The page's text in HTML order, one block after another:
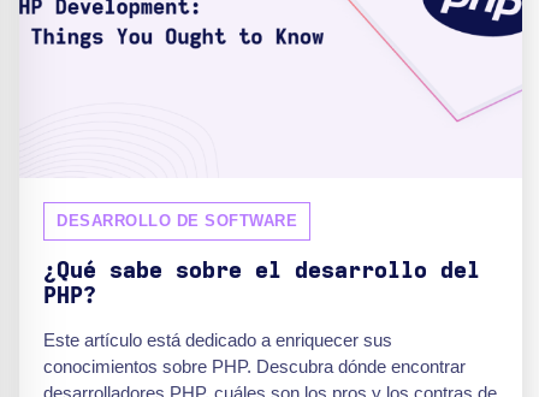
DESARROLLO DE SOFTWARE
¿Qué sabe sobre el desarrollo del
PHP?
Este artículo está dedicado a enriquecer sus
conocimientos sobre PHP. Descubra dónde encontrar
desarrolladores PHP, cuáles son los pros y los contras de